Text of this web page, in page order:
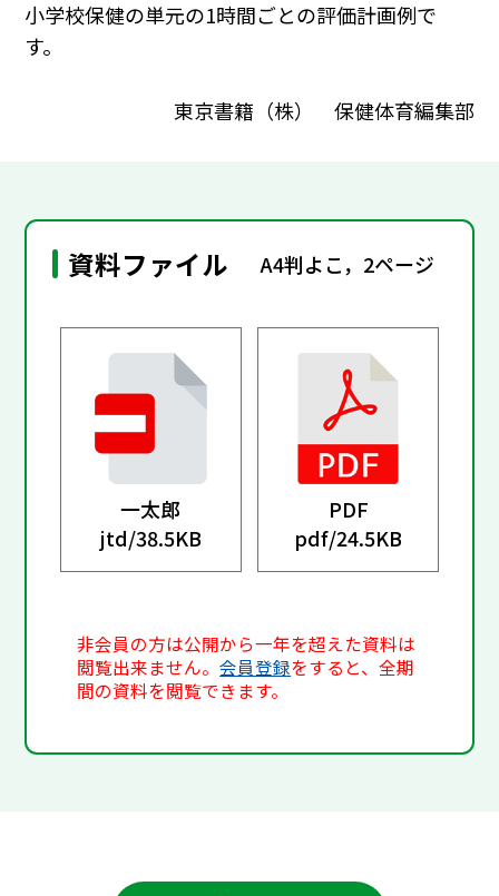
小学校保健の単元の1時間ごとの評価計画例で
す。
東京書籍（株） 保健体育編集部
資料ファイル A4判よこ，2ページ
一太郎
jtd/38.5KB
PDF
pdf/24.5KB
非会員の方は公開から一年を超えた資料は
閲覧出来ません。会員登録をすると、全期
間の資料を閲覧できます。